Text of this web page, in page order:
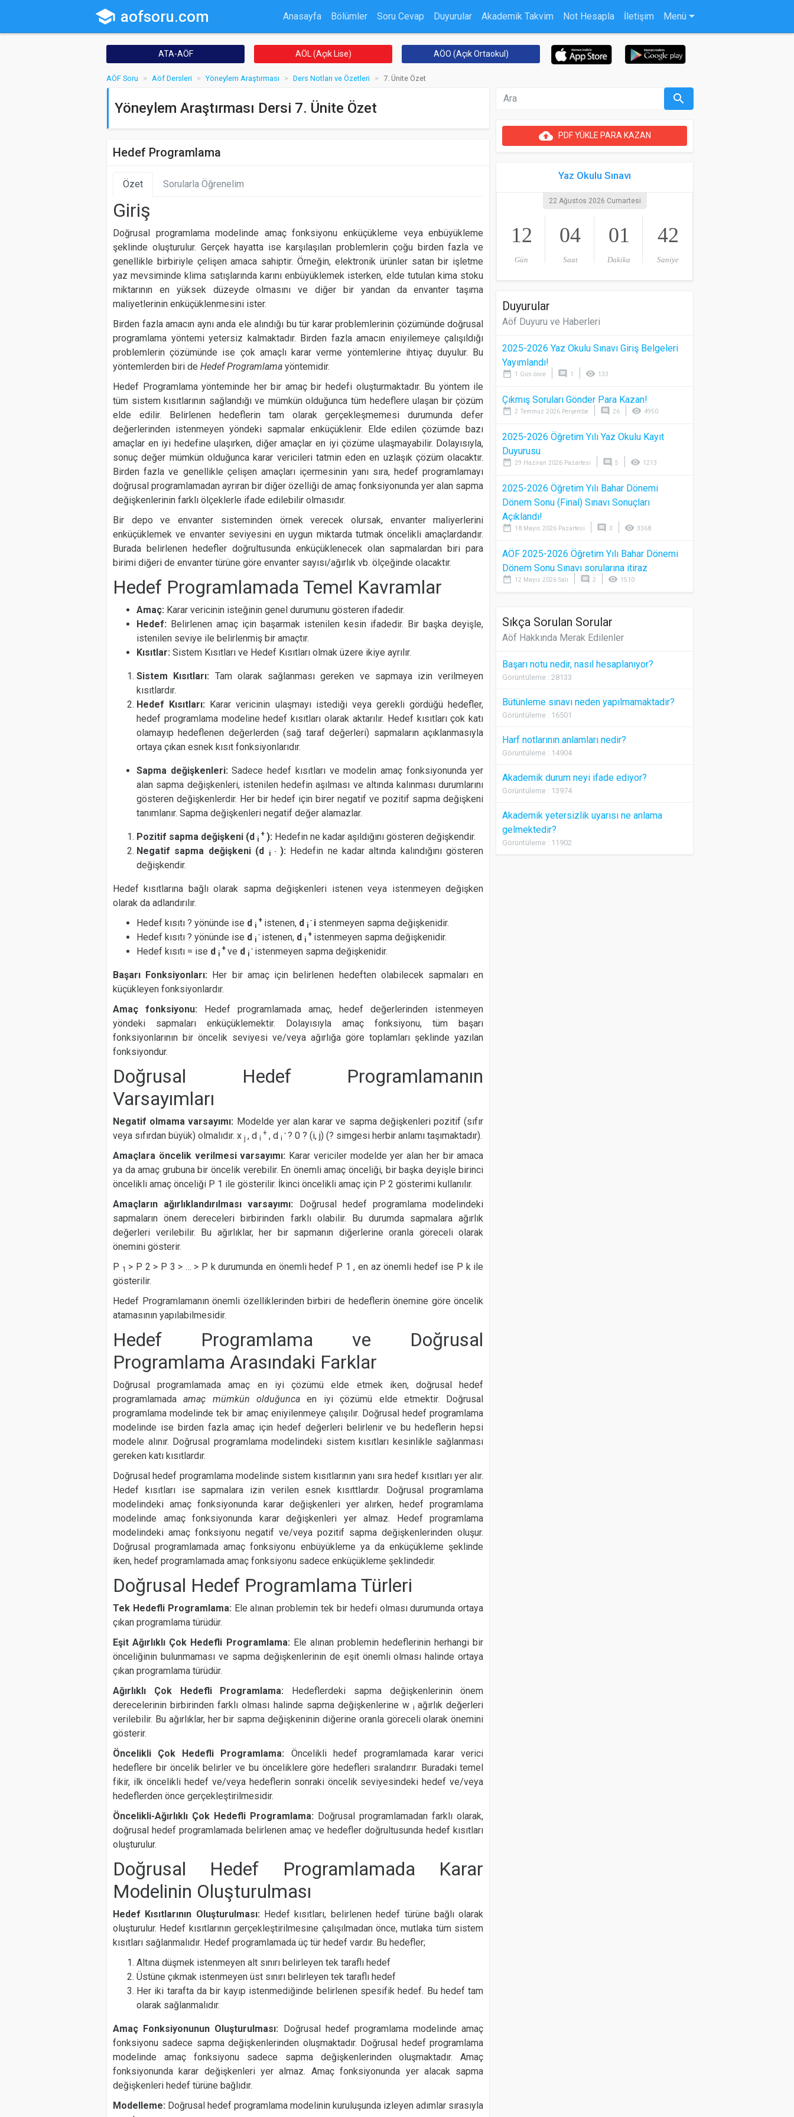
school aofsoru.com Anasayfa Bölümler Soru Cevap Duyurular Akademik Takvim Not Hesapla İletişim Menü
ATA-AÖF AÖL (Açık Lise) AÖO (Açık Ortaokul)
AÖF Soru Aöf Dersleri Yöneylem Araştırması Ders Notları ve Özetleri 7. Ünite Özet
Yöneylem Araştırması Dersi 7. Ünite Özet
Hedef Programlama
Özet Sorularla Öğrenelim
Giriş
Doğrusal programlama modelinde amaç fonksiyonu enküçükleme veya enbüyükleme
şeklinde oluşturulur. Gerçek hayatta ise karşılaşılan problemlerin çoğu birden fazla ve
genellikle birbiriyle çelişen amaca sahiptir. Örneğin, elektronik ürünler satan bir işletme
yaz mevsiminde klima satışlarında karını enbüyüklemek isterken, elde tutulan kima stoku
miktarının en yüksek düzeyde olmasını ve diğer bir yandan da envanter taşıma
maliyetlerinin enküçüklenmesini ister.
Birden fazla amacın aynı anda ele alındığı bu tür karar problemlerinin çözümünde doğrusal
programlama yöntemi yetersiz kalmaktadır. Birden fazla amacın eniyilemeye çalışıldığı
problemlerin çözümünde ise çok amaçlı karar verme yöntemlerine ihtiyaç duyulur. Bu
yöntemlerden biri de Hedef Programlama yöntemidir.
Hedef Programlama yönteminde her bir amaç bir hedefi oluşturmaktadır. Bu yöntem ile
tüm sistem kısıtlarının sağlandığı ve mümkün olduğunca tüm hedeflere ulaşan bir çözüm
elde edilir. Belirlenen hedeflerin tam olarak gerçekleşmemesi durumunda defer
değerlerinden istenmeyen yöndeki sapmalar enküçüklenir. Elde edilen çözümde bazı
amaçlar en iyi hedefine ulaşırken, diğer amaçlar en iyi çözüme ulaşmayabilir. Dolayısıyla,
sonuç değer mümkün olduğunca karar vericileri tatmin eden en uzlaşık çözüm olacaktır.
Birden fazla ve genellikle çelişen amaçları içermesinin yanı sıra, hedef programlamayı
doğrusal programlamadan ayrıran bir diğer özelliği de amaç fonksiyonunda yer alan sapma
değişkenlerinin farklı ölçeklerle ifade edilebilir olmasıdır.
Bir depo ve envanter sisteminden örnek verecek olursak, envanter maliyerlerini
enküçüklemek ve envanter seviyesini en uygun miktarda tutmak öncelikli amaçlardandır.
Burada belirlenen hedefler doğrultusunda enküçüklenecek olan sapmalardan biri para
birimi diğeri de envanter türüne göre envanter sayısı/ağırlık vb. ölçeğinde olacaktır.
Hedef Programlamada Temel Kavramlar
Amaç: Karar vericinin isteğinin genel durumunu gösteren ifadedir.
Hedef: Belirlenen amaç için başarmak istenilen kesin ifadedir. Bir başka deyişle,
istenilen seviye ile belirlenmiş bir amaçtır.
Kısıtlar: Sistem Kısıtları ve Hedef Kısıtları olmak üzere ikiye ayrılır.
Sistem Kısıtları: Tam olarak sağlanması gereken ve sapmaya izin verilmeyen
kısıtlardır.
Hedef Kısıtları: Karar vericinin ulaşmayı istediği veya gerekli gördüğü hedefler,
hedef programlama modeline hedef kısıtları olarak aktarılır. Hedef kısıtları çok katı
olamayıp hedeflenen değerlerden (sağ taraf değerleri) sapmaların açıklanmasıyla
ortaya çıkan esnek kısıt fonksiyonlarıdır.
Sapma değişkenleri:Sadece hedef kısıtları ve modelin amaç fonksiyonunda yer
alan sapma değişkenleri, istenilen hedefin aşılması ve altında kalınması durumlarını
gösteren değişkenlerdir. Her bir hedef için birer negatif ve pozitif sapma değişkeni
tanımlanır. Sapma değişkenleri negatif değer alamazlar.
Pozitif sapma değişkeni (d i
+ ): Hedefin ne kadar aşıldığını gösteren değişkendir.
Negatif sapma değişkeni (d
i - ): Hedefin ne kadar altında kalındığını gösteren
değişkendir.
Hedef kısıtlarına bağlı olarak sapma değişkenleri istenen veya istenmeyen değişken
olarak da adlandırılır.
Hedef kısıtı ? yönünde ise d i
+ istenen, d i
- i stenmeyen sapma değişkenidir.
Hedef kısıtı ? yönünde ise d i
- istenen, d i
+ istenmeyen sapma değişkenidir.
Hedef kısıtı = ise d i
+ ve d i
- istenmeyen sapma değişkenidir.
Başarı Fonksiyonları: Her bir amaç için belirlenen hedeften olabilecek sapmaları en
küçükleyen fonksiyonlardır.
Amaç fonksiyonu: Hedef programlamada amaç, hedef değerlerinden istenmeyen
yöndeki sapmaları enküçüklemektir. Dolayısıyla amaç fonksiyonu, tüm başarı
fonksiyonlarının bir öncelik seviyesi ve/veya ağırlığa göre toplamları şeklinde yazılan
fonksiyondur.
Doğrusal Hedef Programlamanın
Varsayımları
Negatif olmama varsayımı: Modelde yer alan karar ve sapma değişkenleri pozitif (sıfır
veya sıfırdan büyük) olmalıdır. x j , d i
+ , d i
- ? 0 ? (i, j) (? simgesi herbir anlamı taşımaktadır).
Amaçlara öncelik verilmesi varsayımı: Karar vericiler modelde yer alan her bir amaca
ya da amaç grubuna bir öncelik verebilir. En önemli amaç önceliği, bir başka deyişle birinci
öncelikli amaç önceliği P 1 ile gösterilir. İkinci öncelikli amaç için P 2 gösterimi kullanılır.
Amaçların ağırlıklandırılması varsayımı: Doğrusal hedef programlama modelindeki
sapmaların önem dereceleri birbirinden farklı olabilir. Bu durumda sapmalara ağırlık
değerleri verilebilir. Bu ağırlıklar, her bir sapmanın diğerlerine oranla göreceli olarak
önemini gösterir.
P 1 > P 2 > P 3 > … > P k durumunda en önemli hedef P 1 , en az önemli hedef ise P k ile
gösterilir.
Hedef Programlamanın önemli özelliklerinden birbiri de hedeflerin önemine göre öncelik
atamasının yapılabilmesidir.
Hedef Programlama ve Doğrusal
Programlama Arasındaki Farklar
Doğrusal programlamada amaç en iyi çözümü elde etmek iken, doğrusal hedef
programlamadaamaç mümkün olduğuncaen iyi çözümü elde etmektir. Doğrusal
programlama modelinde tek bir amaç eniyilenmeye çalışılır. Doğrusal hedef programlama
modelinde ise birden fazla amaç için hedef değerleri belirlenir ve bu hedeflerin hepsi
modele alınır. Doğrusal programlama modelindeki sistem kısıtları kesinlikle sağlanması
gereken katı kısıtlardır.
Doğrusal hedef programlama modelinde sistem kısıtlarının yanı sıra hedef kısıtları yer alır.
Hedef kısıtları ise sapmalara izin verilen esnek kısıttlardır. Doğrusal programlama
modelindeki amaç fonksiyonunda karar değişkenleri yer alırken, hedef programlama
modelinde amaç fonksiyonunda karar değişkenleri yer almaz. Hedef programlama
modelindeki amaç fonksiyonu negatif ve/veya pozitif sapma değişkenlerinden oluşur.
Doğrusal programlamada amaç fonksiyonu enbüyükleme ya da enküçükleme şeklinde
iken, hedef programlamada amaç fonksiyonu sadece enküçükleme şeklindedir.
Doğrusal Hedef Programlama Türleri
Tek Hedefli Programlama: Ele alınan problemin tek bir hedefi olması durumunda ortaya
çıkan programlama türüdür.
Eşit Ağırlıklı Çok Hedefli Programlama: Ele alınan problemin hedeflerinin herhangi bir
önceliğinin bulunmaması ve sapma değişkenlerinin de eşit önemli olması halinde ortaya
çıkan programlama türüdür.
Ağırlıklı Çok Hedefli Programlama: Hedeflerdeki sapma değişkenlerinin önem
derecelerinin birbirinden farklı olması halinde sapma değişkenlerine wiağırlık değerleri
verilebilir. Bu ağırlıklar, her bir sapma değişkeninin diğerine oranla göreceli olarak önemini
gösterir.
Öncelikli Çok Hedefli Programlama: Öncelikli hedef programlamada karar verici
hedeflere bir öncelik belirler ve bu önceliklere göre hedefleri sıralandırır. Buradaki temel
fikir, ilk öncelikli hedef ve/veya hedeflerin sonraki öncelik seviyesindeki hedef ve/veya
hedeflerden önce gerçekleştirilmesidir.
Öncelikli-Ağırlıklı Çok Hedefli Programlama: Doğrusal programlamadan farklı olarak,
doğrusal hedef programlamada belirlenen amaç ve hedefler doğrultusunda hedef kısıtları
oluşturulur.
Doğrusal Hedef Programlamada Karar
Modelinin Oluşturulması
Hedef Kısıtlarının Oluşturulması: Hedef kısıtları, belirlenen hedef türüne bağlı olarak
oluşturulur. Hedef kısıtlarının gerçekleştirilmesine çalışılmadan önce, mutlaka tüm sistem
kısıtları sağlanmalıdır. Hedef programlamada üç tür hedef vardır. Bu hedefler;
Altına düşmek istenmeyen alt sınırı belirleyen tek taraflı hedef
Üstüne çıkmak istenmeyen üst sınırı belirleyen tek taraflı hedef
Her iki tarafta da bir kayıp istenmediğinde belirlenen spesifik hedef. Bu hedef tam
olarak sağlanmalıdır.
Amaç Fonksiyonunun Oluşturulması: Doğrusal hedef programlama modelinde amaç
fonksiyonu sadece sapma değişkenlerinden oluşmaktadır. Doğrusal hedef programlama
modelinde amaç fonksiyonu sadece sapma değişkenlerinden oluşmaktadır. Amaç
fonksiyonunda karar değişkenleri yer almaz. Amaç fonksiyonunda yer alacak sapma
değişkenleri hedef türüne bağlıdır.
Modelleme: Doğrusal hedef programlama modelinin kuruluşunda izleyen adımlar sırasıyla
search
cloud_uploadPDF YÜKLE PARA KAZAN
Yaz Okulu Sınavı
22 Ağustos 2026 Cumartesi
12
Gün
04
Saat
01
Dakika
41
Saniye
Duyurular
Aöf Duyuru ve Haberleri
2025-2026 Yaz Okulu Sınavı Giriş Belgeleri
Yayımlandı!
date_range 1 Gün önce comment 1 visibility 133
Çıkmış Soruları Gönder Para Kazan!
date_range 2 Temmuz 2026 Perşembe comment 26 visibility 4950
2025-2026 Öğretim Yılı Yaz Okulu Kayıt
Duyurusu
date_range 29 Haziran 2026 Pazartesi comment 5 visibility 1213
2025-2026 Öğretim Yılı Bahar Dönemi
Dönem Sonu (Final) Sınavı Sonuçları
Açıklandı!
date_range 18 Mayıs 2026 Pazartesi comment 3 visibility 3368
AÖF 2025-2026 Öğretim Yılı Bahar Dönemi
Dönem Sonu Sınavı sorularına itiraz
date_range 12 Mayıs 2026 Salı comment 2 visibility 1510
Sıkça Sorulan Sorular
Aöf Hakkında Merak Edilenler
Başarı notu nedir, nasıl hesaplanıyor?
Görüntüleme : 28133
Bütünleme sınavı neden yapılmamaktadır?
Görüntüleme : 16501
Harf notlarının anlamları nedir?
Görüntüleme : 14904
Akademik durum neyi ifade ediyor?
Görüntüleme : 13974
Akademik yetersizlik uyarısı ne anlama
gelmektedir?
Görüntüleme : 11902